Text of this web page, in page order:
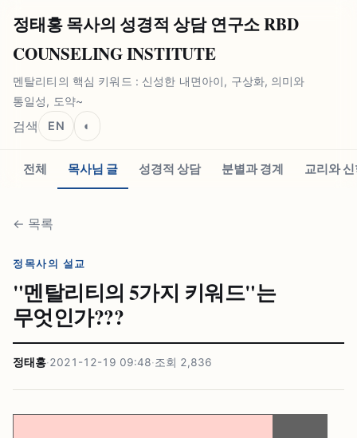
정태홍 목사의 성경적 상담 연구소 RBD
COUNSELING INSTITUTE
멘탈리티의 핵심 키워드 : 신성한 내면아이, 구상화, 의미와
통일성, 도약~
검색 EN ◐
전체 목사님 글 성경적 상담 분별과 경계 교리와
← 목록
정목사의 설교
"멘탈리티의 5가지 키워드"는
무엇인가???
정태홍·2021-12-19 09:48·조회 2,836